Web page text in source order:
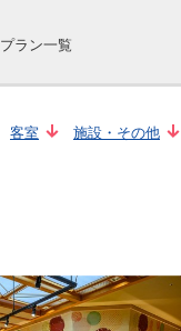
プラン一覧
客室 施設・その他